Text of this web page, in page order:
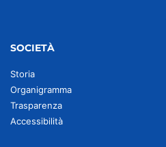
SOCIETÀ
Storia
Organigramma
Trasparenza
Accessibilità